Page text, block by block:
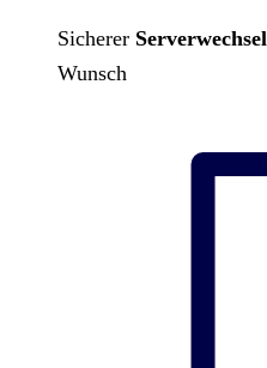
Sicherer Serverwechsel
Wunsch